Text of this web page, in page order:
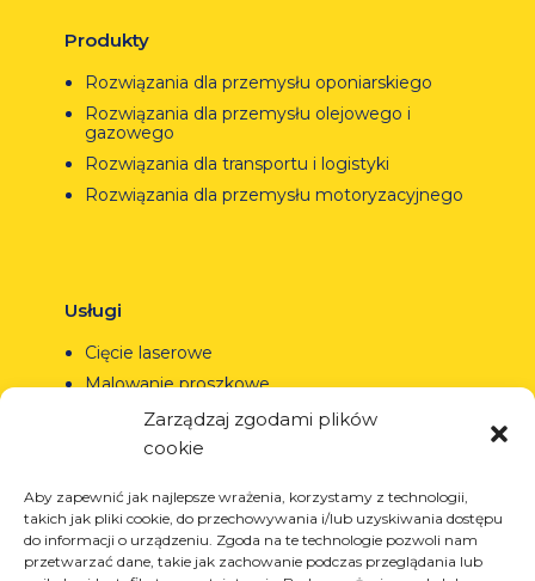
Zarządzaj zgodami plików
cookie
Aby zapewnić jak najlepsze wrażenia, korzystamy z technologii,
takich jak pliki cookie, do przechowywania i/lub uzyskiwania dostępu
do informacji o urządzeniu. Zgoda na te technologie pozwoli nam
przetwarzać dane, takie jak zachowanie podczas przeglądania lub
Produkty
Rozwiązania dla przemysłu oponiarskiego
Rozwiązania dla przemysłu olejowego i
gazowego
Rozwiązania dla transportu i logistyki
Rozwiązania dla przemysłu motoryzacyjnego
Usługi
Cięcie laserowe
Malowanie proszkowe
Spawanie automatyczne i manualne
© Copyright 2023.All Rights Reserved.